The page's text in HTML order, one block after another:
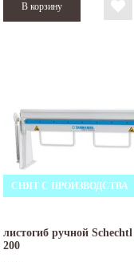
СНЯТ С ПРОИЗВОДСТВА
листогиб ручной
200